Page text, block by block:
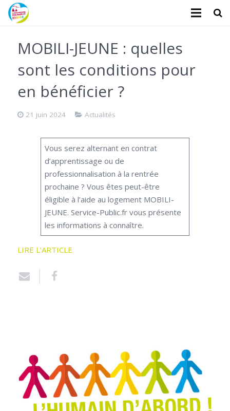
Logements
Faire un don
MOBILI-JEUNE : quelles
sont les conditions pour
en bénéficier ?
21 juin 2024 Actualités
Vous serez alternant en contrat
d’apprentissage ou de
professionnalisation à la rentrée
prochaine ? Vous êtes peut-être
éligible à l’aide au logement MOBILI-
JEUNE. Service-Public.fr vous présente
les informations à connaître.
LIRE L’ARTICLE